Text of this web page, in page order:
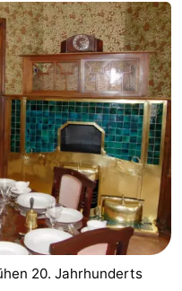
20. Jahrhunderts